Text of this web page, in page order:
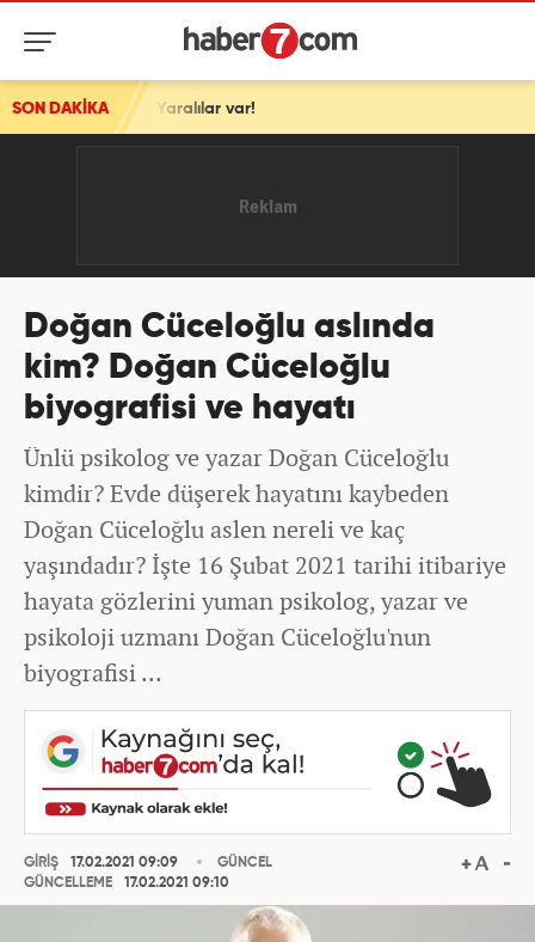
SON DAKİKA
Yaralılar var!
Doğan Cüceloğlu aslında
kim? Doğan Cüceloğlu
biyografisi ve hayatı
Ünlü psikolog ve yazar Doğan Cüceloğlu
kimdir? Evde düşerek hayatını kaybeden
Doğan Cüceloğlu aslen nereli ve kaç
yaşındadır? İşte 16 Şubat 2021 tarihi itibariye
hayata gözlerini yuman psikolog, yazar ve
psikoloji uzmanı Doğan Cüceloğlu'nun
biyografisi ...
GİRİŞ
17.02.2021 09:09
GÜNCELLEME
17.02.2021 09:10
GÜNCEL